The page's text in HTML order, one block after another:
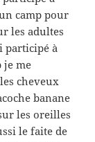
camp pour
les adultes
participé à
je me
cheveux
banane
les oreilles
le faite de